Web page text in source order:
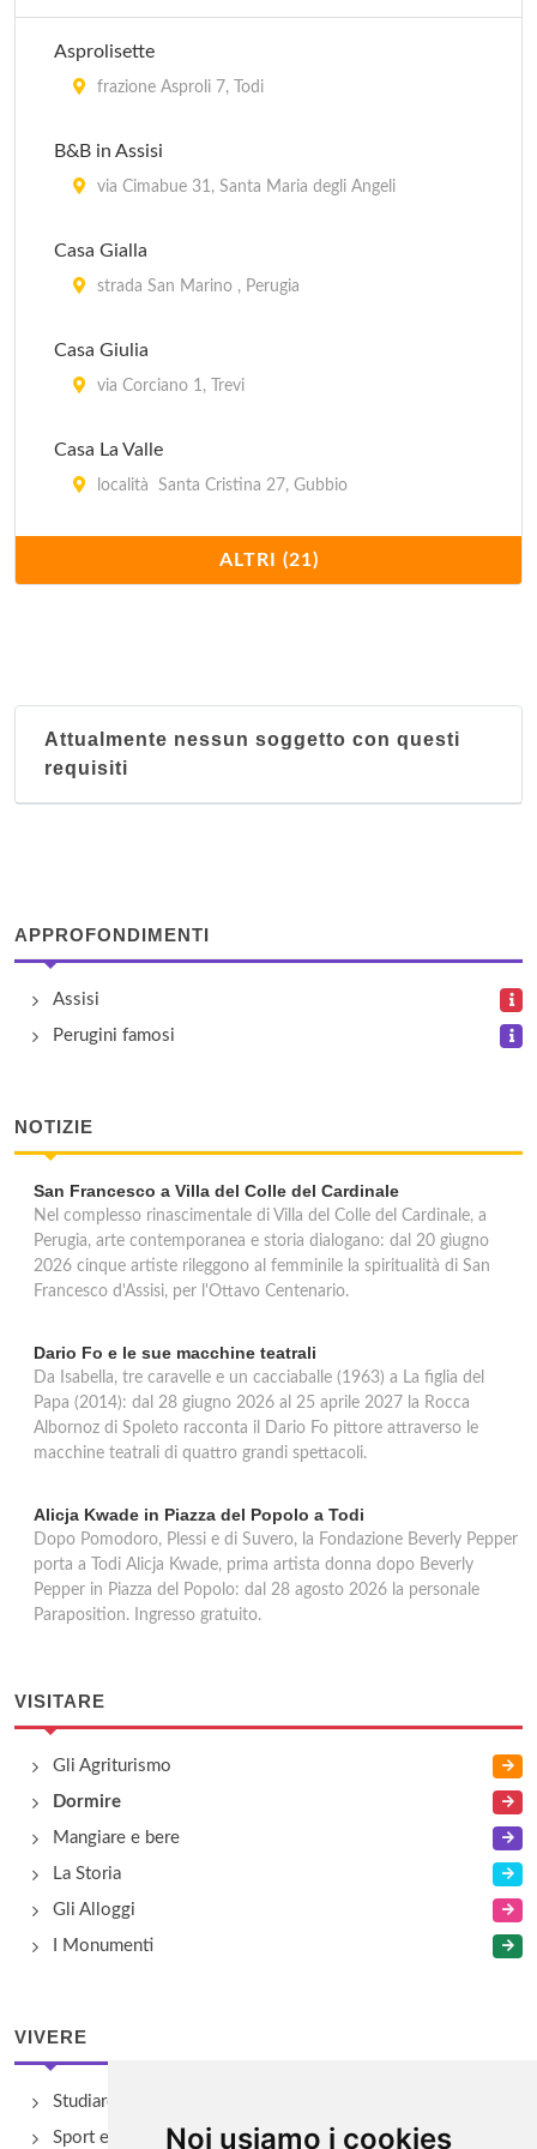
Noi usiamo i cookies
via Pierantoni 23, Foligno
Ostello San Donato
Asprolisette
frazione Asproli 7, Todi
B&B in Assisi
via Cimabue 31, Santa Maria degli Angeli
Casa Gialla
strada San Marino , Perugia
Casa Giulia
via Corciano 1, Trevi
Casa La Valle
località Santa Cristina 27, Gubbio
via Ponte di Bevagna 50/a, Montefalco
Il Caminetto
Il Laghetto
Il Terrazzo
ALTRI (21)
Attualmente nessun soggetto con questi
requisiti
APPROFONDIMENTI
Assisi
Perugini famosi
NOTIZIE
San Francesco a Villa del Colle del Cardinale
Nel complesso rinascimentale di Villa del Colle del Cardinale, a
Perugia, arte contemporanea e storia dialogano: dal 20 giugno
2026 cinque artiste rileggono al femminile la spiritualità di San
Francesco d'Assisi, per l'Ottavo Centenario.
Dario Fo e le sue macchine teatrali
Da Isabella, tre caravelle e un cacciaballe (1963) a La figlia del
Papa (2014): dal 28 giugno 2026 al 25 aprile 2027 la Rocca
Albornoz di Spoleto racconta il Dario Fo pittore attraverso le
macchine teatrali di quattro grandi spettacoli.
Alicja Kwade in Piazza del Popolo a Todi
Dopo Pomodoro, Plessi e di Suvero, la Fondazione Beverly Pepper
porta a Todi Alicja Kwade, prima artista donna dopo Beverly
Pepper in Piazza del Popolo: dal 28 agosto 2026 la personale
Paraposition. Ingresso gratuito.
VISITARE
Gli Agriturismo
Dormire
Mangiare e bere
La Storia
Gli Alloggi
I Monumenti
VIVERE
Studiare
Sport e Benessere